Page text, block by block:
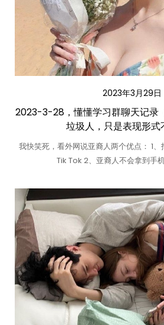
2023年3月29日
2023-3-28，懂懂学习群聊天记录
垃圾人，只是表现形式
我快笑死，看外网说亚裔人两个优点： 1
Tik Tok 2、亚裔人不会拿到手